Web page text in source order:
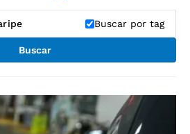
Buscar por tag
Buscar